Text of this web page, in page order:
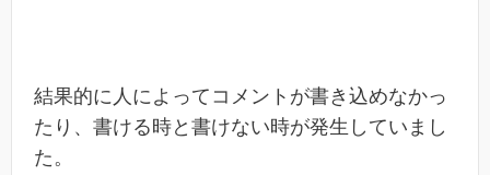
結果的に人によってコメントが書き込めなかっ
たり、書ける時と書けない時が発生していまし
た。